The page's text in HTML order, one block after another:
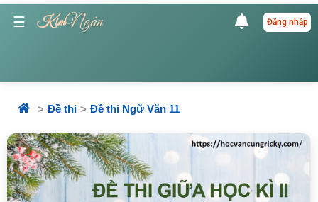
☰ KimNgân Đăng nhập
Đề thi Đề thi Ngữ Văn 11